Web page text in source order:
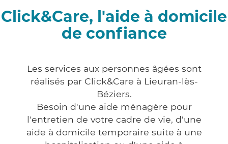
Click&Care, l'aide à domicile
de confiance
Les services aux personnes âgées sont
réalisés par Click&Care à Lieuran-lès-
Béziers.
Besoin d'une aide ménagère pour
l'entretien de votre cadre de vie, d'une
aide à domicile temporaire suite à une